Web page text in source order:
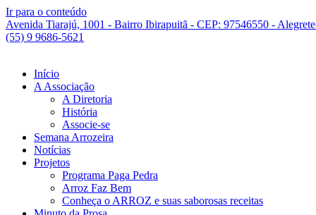
Ir para o conteúdo
Avenida Tiarajú, 1001 - Bairro Ibirapuitã - CEP: 97546550 -
(55) 9 9686-5621
Início
A Associação
A Diretoria
História
Associe-se
Semana Arrozeira
Notícias
Projetos
Programa Paga Pedra
Arroz Faz Bem
Conheça o ARROZ e suas saborosas receitas